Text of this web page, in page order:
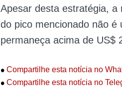
Apesar desta estratégia, a
do pico mencionado não
permaneça acima de US$
• Compartilhe esta notícia no
• Compartilhe esta notícia no